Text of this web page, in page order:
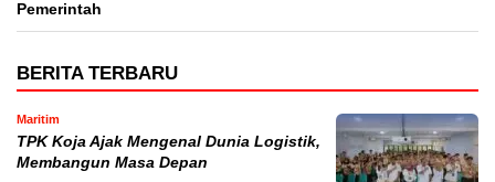
Pemerintah
BERITA TERBARU
Maritim
TPK Koja Ajak Mengenal Dunia Logistik,
Membangun Masa Depan